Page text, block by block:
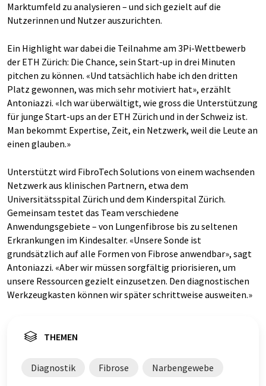
Marktumfeld zu analysieren – und sich gezielt auf die
Nutzerinnen und Nutzer auszurichten.
Ein Highlight war dabei die Teilnahme am 3Pi-Wettbewerb
der ETH Zürich: Die Chance, sein Start-up in drei Minuten
pitchen zu können. «Und tatsächlich habe ich den dritten
Platz gewonnen, was mich sehr motiviert hat», erzählt
Antoniazzi. «Ich war überwältigt, wie gross die Unterstützung
für junge Start-ups an der ETH Zürich und in der Schweiz ist.
Man bekommt Expertise, Zeit, ein Netzwerk, weil die Leute an
einen glauben.»
Unterstützt wird FibroTech Solutions von einem wachsenden
Netzwerk aus klinischen Partnern, etwa dem
Universitätsspital Zürich und dem Kinderspital Zürich.
Gemeinsam testet das Team verschiedene
Anwendungsgebiete – von Lungenfibrose bis zu seltenen
Erkrankungen im Kindesalter. «Unsere Sonde ist
grundsätzlich auf alle Formen von Fibrose anwendbar», sagt
Antoniazzi. «Aber wir müssen sorgfältig priorisieren, um
unsere Ressourcen gezielt einzusetzen. Den diagnostischen
Werkzeugkasten können wir später schrittweise ausweiten.»
THEMEN
Diagnostik Fibrose Narbengewebe